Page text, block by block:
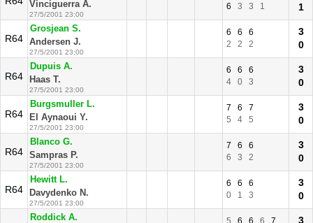
Vinciguerra A.
27/5/2001 23:00
6
3 3 1
1
R64
Grosjean S.
Andersen J.
27/5/2001 23:00
6 6
6
2
2 2
3
0
R64
Dupuis A.
Haas T.
27/5/2001 23:00
6 6
6
4
0 3
3
0
R64
Burgsmuller L.
El Aynaoui Y.
27/5/2001 23:00
7 6
7
5
4 5
3
0
R64
Blanco G.
Sampras P.
27/5/2001 23:00
7 6
6
6
3 2
3
0
R64
Hewitt L.
Davydenko N.
27/5/2001 23:00
6 6
6
0
1 3
3
0
Roddick A. 5 6 6 6 7 3